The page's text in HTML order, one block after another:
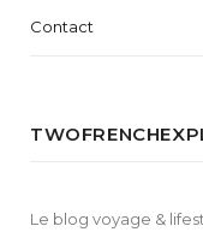
Contact
Le blog voyage &